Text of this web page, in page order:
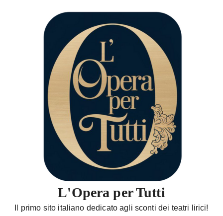
L'Opera per Tutti
Il primo sito italiano dedicato agli sconti dei teatri lirici!